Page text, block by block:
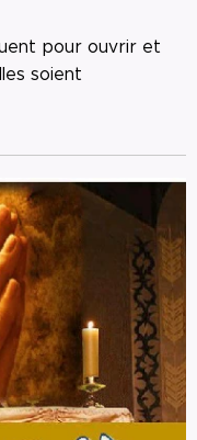
pour ouvrir et
soient